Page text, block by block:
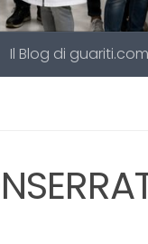
Il Blog di guariti.com